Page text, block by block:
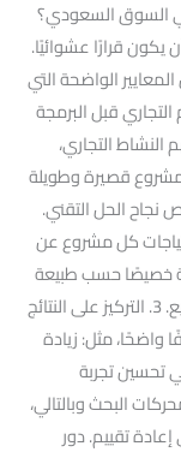
السوق السعودي؟
يكون قرارًا عشوائيًا.
الواضحة التي
نجاح المشروع. 1. الفهم التجاري قبل البرمجة
النشاط التجاري،
قصيرة وطويلة
نجاح الحل التقني.
كل مشروع عن
خصيصًا حسب طبيعة
العمل، وليس مجرد قالب مكرر يُستخدم مع الجميع. 3. التركيز على النتائج
واضحًا، مثل: زيادة
تحسين تجربة
البحث وبالتالي،
تقييم. دور